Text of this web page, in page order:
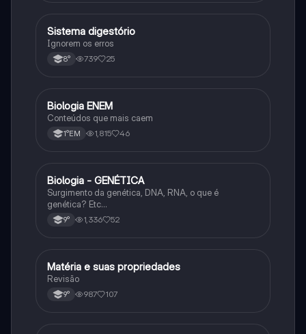
Ciência
Sistema digestório
Ignorem os erros
8° 739 25
Ciência
Biologia ENEM
Conteúdos que mais caem
1°EM 1,815 46
Ciência
Biologia - GENÉTICA
Surgimento da genética, DNA, RNA, o que é
genética? Etc…
9° 1,336 52
Ciência
Matéria e suas propriedades
Revisão
9° 987 107